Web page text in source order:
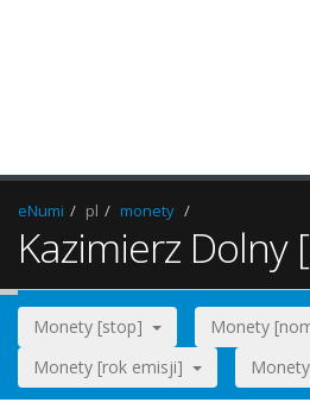
eNumi pl monety
Kazimierz Dolny
Monety [stop]
Monety
Monety [rok emisji]